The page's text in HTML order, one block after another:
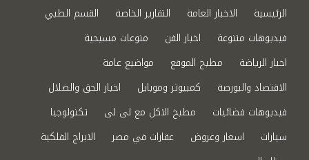
الرئيسية الاخبار العامة التقارير الخاصة
القسم الطبي
فيديوهات متنوعة
اخبار الفن
منوعات مسيحية
اخبار الرياضة
مطبخ الموقع
مواضيع عامة
الاقتصاد والبورصة
كمبيوتر وموبايل
اخبار الحق والضلال
فيديوهات فضائيات
مطبخ الاكل مع لى لى
تكنولوجيا
سيارات
اسعار وعروض عقارات في مصر
الابراج الفلكية